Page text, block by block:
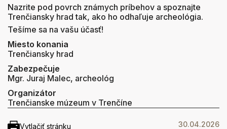
Nazrite pod povrch známych príbehov a spoznajte
Trenčiansky hrad tak, ako ho odhaľuje archeológia.
Tešíme sa na vašu účasť!
Miesto konania
Trenčiansky hrad
Zabezpečuje
Mgr. Juraj Malec, archeológ
Organizátor
Trenčianske múzeum v Trenčíne
Vytlačiť stránku 30.04.2026